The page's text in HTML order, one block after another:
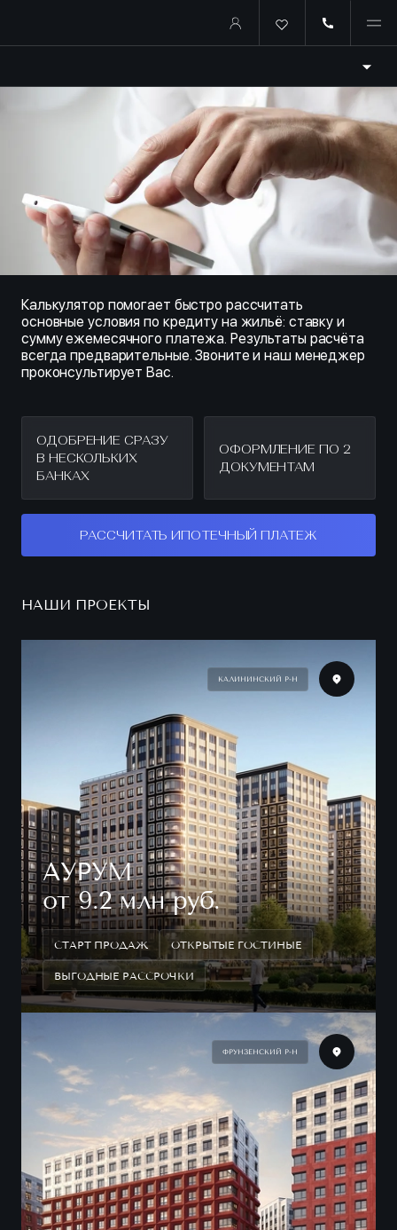
Купить квартиру в ипотеку
Калькулятор помогает быстро рассчитать
основные условия по кредиту на жильё: ставку и
сумму ежемесячного платежа. Результаты расчёта
всегда предварительные. Звоните и наш менеджер
проконсультирует Вас.
ОДОБРЕНИЕ СРАЗУ
В НЕСКОЛЬКИХ
БАНКАХ
ОФОРМЛЕНИЕ ПО 2
ДОКУМЕНТАМ
РАССЧИТАТЬ ИПОТЕЧНЫЙ ПЛАТЕЖ
НАШИ ПРОЕКТЫ
КАЛИНИНСКИЙ Р-Н
АУРУМ
от 9.2 млн руб.
СТАРТ ПРОДАЖ ОТКРЫТЫЕ ГОСТИНЫЕ
ВЫГОДНЫЕ РАССРОЧКИ
ФРУНЗЕНСКИЙ Р-Н